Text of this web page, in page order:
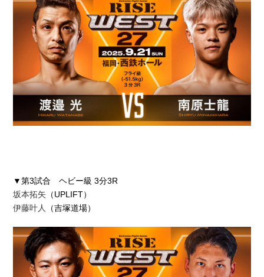
▼第3試合 ヘビー級 3分3R
坂本拓矢 （UPLIFT）
伊藤叶人
（吉塚道場）